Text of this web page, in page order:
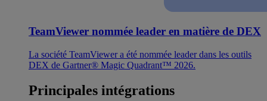
TeamViewer nommée leader en matière de DEX
La société TeamViewer a été nommée leader dans les outils
DEX de Gartner® Magic Quadrant™ 2026.
Principales intégrations